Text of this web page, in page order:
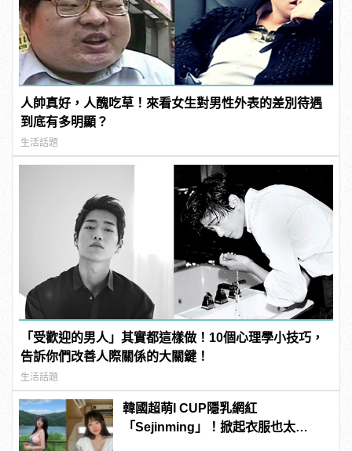
人帥真好，人醜吃草！來看女生對男性外表的差別待遇
到底有多明顯？
生活話題
「受歡迎的男人」其實都這樣做！10個心理學小技巧，
告訴你們改善人際關係的大關鍵！
生活話題
韓國超萌I CUP隱乳網紅
「Sejinming」！掀起衣服也太